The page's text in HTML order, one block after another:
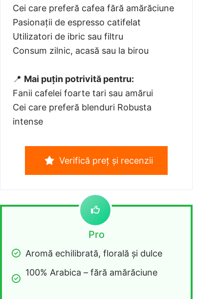
Cei care preferă cafea fără amărăciune
Pasionații de espresso catifelat
Utilizatori de ibric sau filtru
Consum zilnic, acasă sau la birou
📍 Mai puțin potrivită pentru:
Fanii cafelei foarte tari sau amărui
Cei care preferă blenduri Robusta
intense
Verifică preț și recenzii
Pro
Aromă echilibrată, florală și dulce
100% Arabica – fără amărăciune